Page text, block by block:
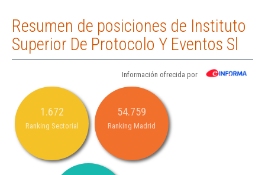
Resumen de posiciones de Instituto
Superior De Protocolo Y Eventos Sl
Información ofrecida por
1.672
Ranking Sectorial
54.759
Ranking Madrid